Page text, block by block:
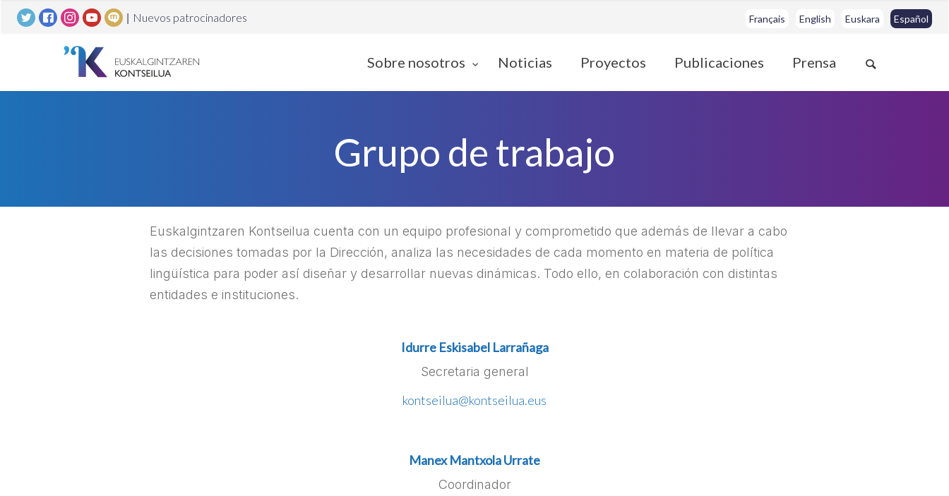
| Nuevos patrocinadores Français English Euskara Español
Sobre nosotros Noticias Proyectos Publicaciones Prensa
Grupo de trabajo
Euskalgintzaren Kontseilua cuenta con un equipo profesional y comprometido que además de llevar a cabo
las decisiones tomadas por la Dirección, analiza las necesidades de cada momento en materia de política
lingüística para poder así diseñar y desarrollar nuevas dinámicas. Todo ello, en colaboración con distintas
entidades e instituciones.
Idurre Eskisabel Larrañaga
Secretaria general
kontseilua@kontseilua.eus
Manex Mantxola Urrate
Coordinador